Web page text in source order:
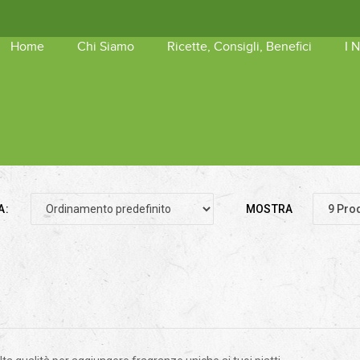
Home Chi Siamo Ricette, Consigli, Benefici I
MOSTRA